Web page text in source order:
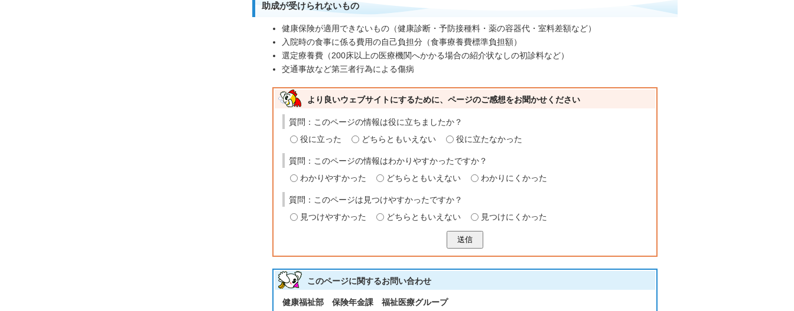
助成が受けられないもの
健康保険が適用できないもの（健康診断・予防接種料・薬の容器代・室料差額など）
入院時の食事に係る費用の自己負担分（食事療養費標準負担額）
選定療養費（200床以上の医療機関へかかる場合の紹介状なしの初診料など）
交通事故など第三者行為による傷病
より良いウェブサイトにするために、ページのご感想をお聞かせください
質問：このページの情報は役に立ちましたか？
役に立った
どちらともいえない 役に立たなかった
質問：このページの情報はわかりやすかったですか？
わかりやすかった
どちらともいえない わかりにくかった
質問：このページは見つけやすかったですか？
見つけやすかった
どちらともいえない 見つけにくかった
送信
このページに関するお問い合わせ
健康福祉部 保険年金課 福祉医療グループ